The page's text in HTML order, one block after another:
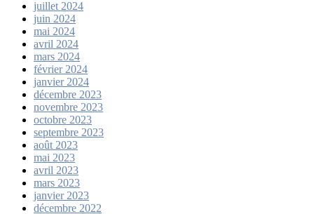
juillet 2024
juin 2024
mai 2024
avril 2024
mars 2024
février 2024
janvier 2024
décembre 2023
novembre 2023
octobre 2023
septembre 2023
août 2023
mai 2023
avril 2023
mars 2023
janvier 2023
décembre 2022